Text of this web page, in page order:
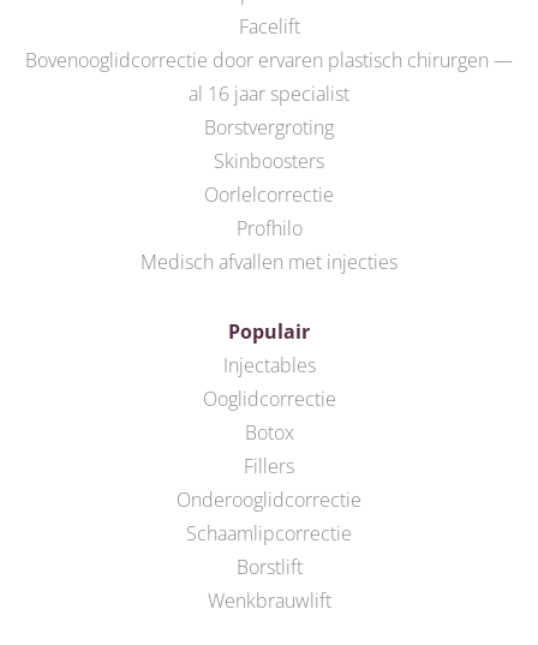
Facelift
Bovenooglidcorrectie door ervaren plastisch chirurgen —
al 16 jaar specialist
Borstvergroting
Skinboosters
Oorlelcorrectie
Profhilo
Medisch afvallen met injecties
Populair
Injectables
Ooglidcorrectie
Botox
Fillers
Onderooglidcorrectie
Schaamlipcorrectie
Borstlift
Wenkbrauwlift